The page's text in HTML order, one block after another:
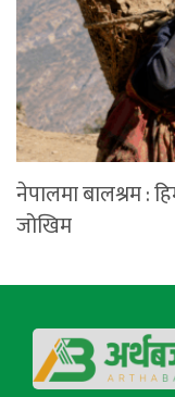
नेपालमा बालश्रम :
जोखिम